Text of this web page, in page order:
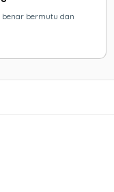
bermutu dan